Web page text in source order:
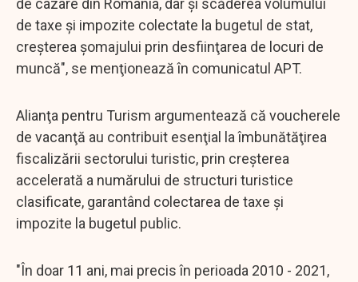
de taxe şi impozite colectate la bugetul de stat,
creşterea şomajului prin desfiinţarea de locuri de
muncă", se menţionează în comunicatul APT.
Alianţa pentru Turism argumentează că voucherele
de vacanţă au contribuit esenţial la îmbunătăţirea
fiscalizării sectorului turistic, prin creşterea
accelerată a numărului de structuri turistice
clasificate, garantând colectarea de taxe şi
impozite la bugetul public.
"În doar 11 ani, mai precis în perioada 2010 - 2021,